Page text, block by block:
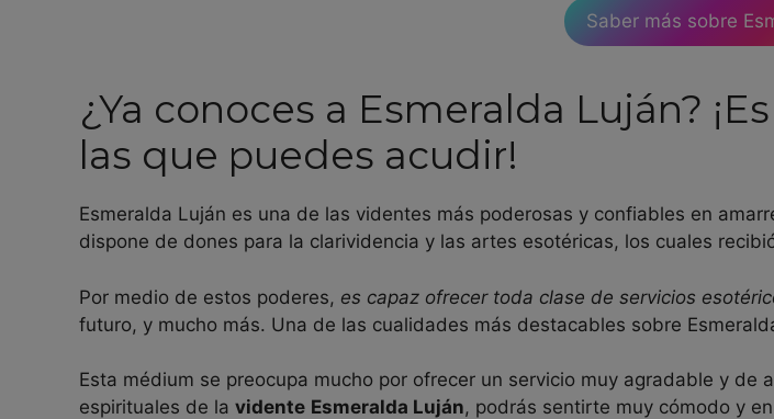
Saber más sobre
¿Ya conoces a Esmeralda Luján?
las que puedes acudir!
Esmeralda Luján es una de las videntes más poderosas y confiables en
dispone de dones para la clarividencia y las artes esotéricas, los cuales
Por medio de estos poderes, es capaz ofrecer toda clase de servicios
futuro, y mucho más. Una de las cualidades más destacables sobre
Esta médium se preocupa mucho por ofrecer un servicio muy agradable y
espirituales de la vidente Esmeralda Luján, podrás sentirte muy cómodo y